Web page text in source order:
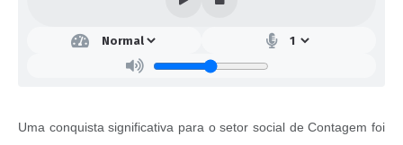
Uma conquista significativa para o setor social de Contagem foi